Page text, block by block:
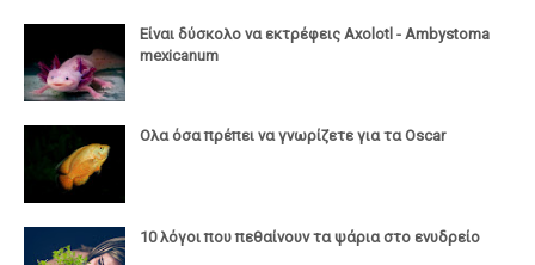
Είναι δύσκολο να εκτρέφεις Axolotl - Ambystoma
mexicanum
Ολα όσα πρέπει να γνωρίζετε για τα Oscar
10 λόγοι που πεθαίνουν τα ψάρια στο ενυδρείο